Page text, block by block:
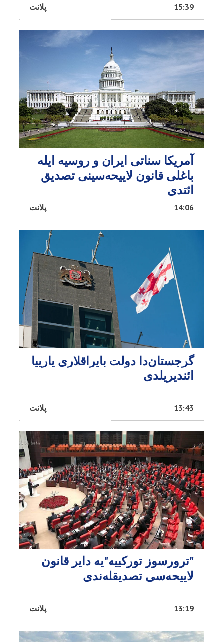
پلانت 15:39
آمریکا سناتی ایران و روسیه ایله
باغلی قانون لاییحه‌سینی تصدیق
ائتدی
پلانت 14:06
گرجستان‌دا دولت بایراقلاری یارییا
ائندیریلدی
پلانت 13:43
"ترورسوز تورکییه"یه دایر قانون
لاییحه‌سی تصدیقله‌ندی
پلانت 13:19